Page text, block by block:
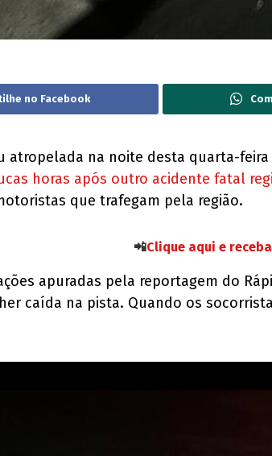
no Facebook
atropelada na noite desta quarta-feira
horas após outro acidente fatal
que trafegam pela região.
📲Clique aqui e
apuradas pela reportagem do
caída na pista. Quando os